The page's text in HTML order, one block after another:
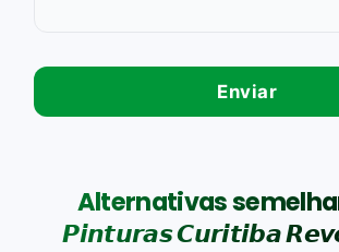
Alternativas
𝙋𝙞𝙣𝙩𝙪𝙧𝙖𝙨 𝘾𝙪𝙧𝙞𝙩𝙞𝙗𝙖